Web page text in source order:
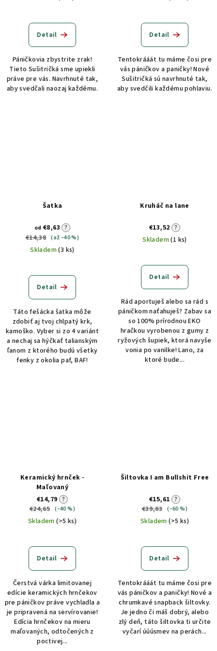
Detail
Páničkovia zbystrite zrak!
Tieto Sušitričká sme upiekli
práve pre vás. Navrhnuté tak,
aby svedčali naozaj každému.
Detail
Tentokrááát tu máme čosi pre
vás páničkov a paničky! Nové
Sušitričká sú navrhnuté tak,
aby svedčili každému pohlaviu.
Šatka
od €8,63 ?
€14,38 (až –40 %)
Skladem(3 ks)
Detail
Táto fešácka šatka môže
zdobiť aj tvoj chlpatý krk,
kamoško. Vyber si zo 4 variánt
a nechaj sa hýčkať talianským
ľanom z ktorého budú všetky
fenky z okolia paf, BAF!
Kruháč na lane
€13,52 ?
Skladem(1 ks)
Detail
Rád aportuješ alebo sa rád s
páničkom naťahuješ? Zabav sa
so 100% prírodnou EKO
hračkou vyrobenou z gumy z
ryžových šupiek, ktorá navyše
vonia po vanilke! Lano, za
ktoré bude...
Keramický hrnček -
Maľovaný
€14,79 ?
€24,65 (–40 %)
Skladem(>5 ks)
Detail
Čerstvá várka limitovanej
edície keramických hrnčekov
pre páničkov práve vychladla a
je pripravená na servírovanie!
Edícia hrnčekov na mieru
maľovaných, odtočených z
poctivej...
Šiltovka I am Bullshit Free
€15,61 ?
€39,03 (–60 %)
Skladem(>5 ks)
Detail
Tentokrááát tu máme čosi pre
vás páničkov a paničky! Nové a
chrumkavé snapback šiltovky.
Je jedno či máš dobrý, alebo
zlý deň, táto šiltovka ti určite
vyčarí úúúsmev na perách...